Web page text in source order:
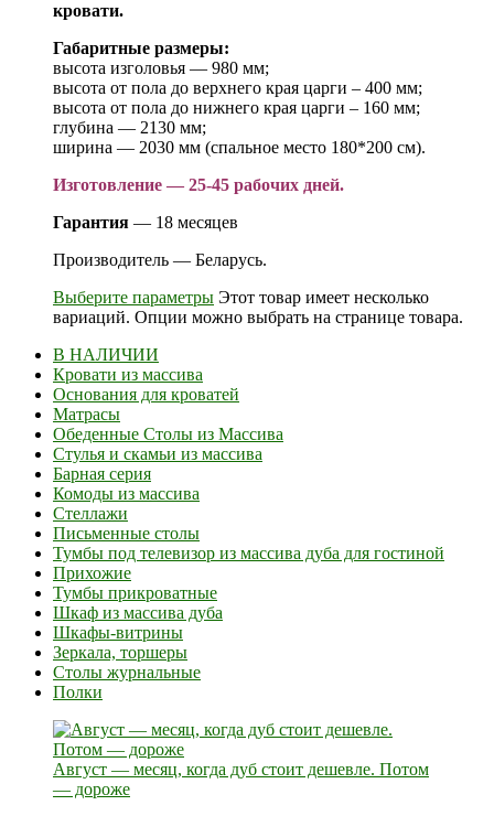
кровати.
Габаритные размеры:
высота изголовья — 980 мм;
высота от пола до верхнего края царги – 400 мм;
высота от пола до нижнего края царги – 160 мм;
глубина — 2130 мм;
ширина — 2030 мм (спальное место 180*200 см).
Изготовление — 25-45 рабочих дней.
Гарантия — 18 месяцев
Производитель — Беларусь.
Выберите параметры Этот товар имеет несколько
вариаций. Опции можно выбрать на странице товара.
В НАЛИЧИИ
Кровати из массива
Основания для кроватей
Матрасы
Обеденные Столы из Массива
Стулья и скамьи из массива
Барная серия
Комоды из массива
Стеллажи
Письменные столы
Тумбы под телевизор из массива дуба для гостиной
Прихожие
Тумбы прикроватные
Шкаф из массива дуба
Шкафы-витрины
Зеркала, торшеры
Столы журнальные
Полки
Август — месяц, когда дуб стоит дешевле. Потом
— дороже